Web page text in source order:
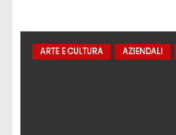
ARTE E CULTURA AZIENDALI